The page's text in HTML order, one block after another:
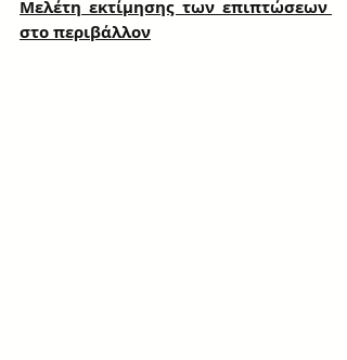
Μελέτη εκτίμησης των επιπτώσεων
στο περιβάλλον